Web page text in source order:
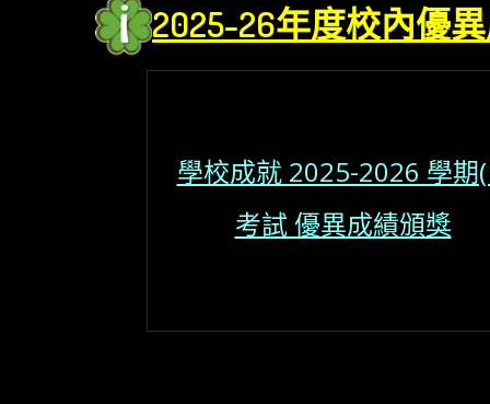
2025-26年度校內優異
學校成就 2025-2026 學期
考試 優異成績頒獎